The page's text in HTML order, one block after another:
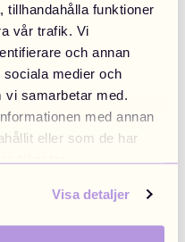
tillhandahålla funktioner
vår trafik. Vi
och annan
medier och
vi samarbetar med.
med annan
eller som de har
tjänster.
Visa detaljer
has occurred (see the
information).